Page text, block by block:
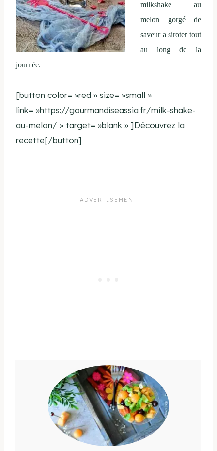
milkshake au
melon gorgé de
saveur a siroter tout
au long de la
journée.
[button color= »red » size= »small »
link= »https://gourmandiseassia.fr/milk-shake-
au-melon/ » target= »blank » ]Découvrez la
recette[/button]